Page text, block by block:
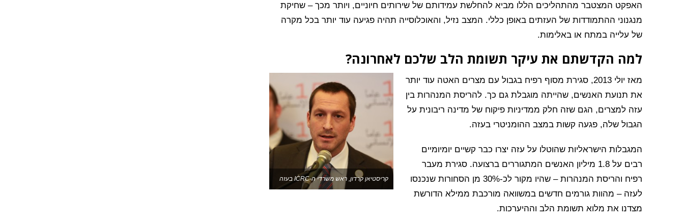
האפקט המצטבר מהתהליכים הללו מביא להחלשת עמידותם של שירותים חיוניים, ויותר מכך – שחיקת
מנגנוני ההתמודדות של העזתים באופן כללי. המצב נזיל, והאוכלוסייה תהיה פגיעה עוד יותר בכל מקרה
של עלייה במתח או באלימות.
למה הקדשתם את עיקר תשומת הלב שלכם לאחרונה?
קריסטיאן קרדון, ראש משרדי ה-ICRC בעזה
מאז יולי 2013, סגירת מסוף רפיח בגבול עם מצרים האטה עוד יותר
את תנועת האנשים, שהייתה מוגבלת גם כך. להריסת המנהרות בין
עזה למצרים, הגם שזה חלק ממדיניות פיקוח של מדינה ריבונית על
הגבול שלה, פגעה קשות במצב ההומניטרי בעזה.
המגבלות הישראליות שהוטלו על עזה יצרו כבר קשיים יומיומיים
רבים על 1.8 מיליון האנשים המתגוררים ברצועה. סגירת מעבר
רפיח והריסת המנהרות – שהיו מקור לכ-30% מן הסחורות שנכנסו
לעזה – מהוות גורמים חדשים במשוואה מורכבת ממילא הדורשת
מצדנו את מלוא תשומת הלב וההיערכות.